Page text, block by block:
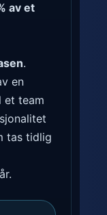
av et
.
en
et team
tas tidlig